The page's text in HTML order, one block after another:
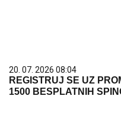
20. 07. 2026 08:04
REGISTRUJ SE UZ
1500 BESPLATNIH